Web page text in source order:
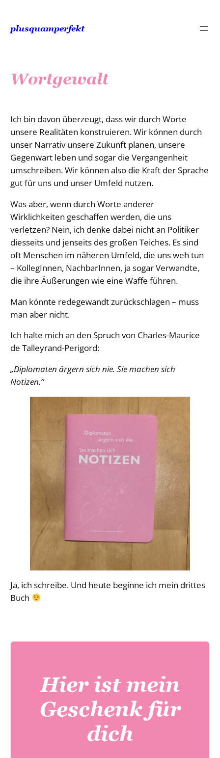
Inhalt
springen
plusquamperfekt
Wortgewalt
Ich bin davon überzeugt, dass wir durch Worte
unsere Realitäten konstruieren. Wir können durch
unser Narrativ unsere Zukunft planen, unsere
Gegenwart leben und sogar die Vergangenheit
umschreiben. Wir können also die Kraft der Sprache
gut für uns und unser Umfeld nutzen.
Was aber, wenn durch Worte anderer
Wirklichkeiten geschaffen werden, die uns
verletzen? Nein, ich denke dabei nicht an Politiker
diesseits und jenseits des großen Teiches. Es sind
oft Menschen im näheren Umfeld, die uns weh tun
– KollegInnen, NachbarInnen, ja sogar Verwandte,
die ihre Äußerungen wie eine Waffe führen.
Man könnte redegewandt zurückschlagen – muss
man aber nicht.
Ich halte mich an den Spruch von Charles-Maurice
de Talleyrand-Perigord:
„Diplomaten ärgern sich nie. Sie machen sich
Notizen.“
Ja, ich schreibe. Und heute beginne ich mein drittes
Buch
Hier ist mein
Geschenk für
dich